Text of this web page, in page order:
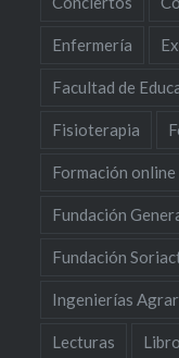
Enfermería
Facultad de
Fisioterapia
Formación online
Fundación
Fundación
Ingenierías
Lecturas